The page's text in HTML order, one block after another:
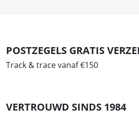
POSTZEGELS GRATIS
Track & trace vanaf €150
VERTROUWD SINDS 1984